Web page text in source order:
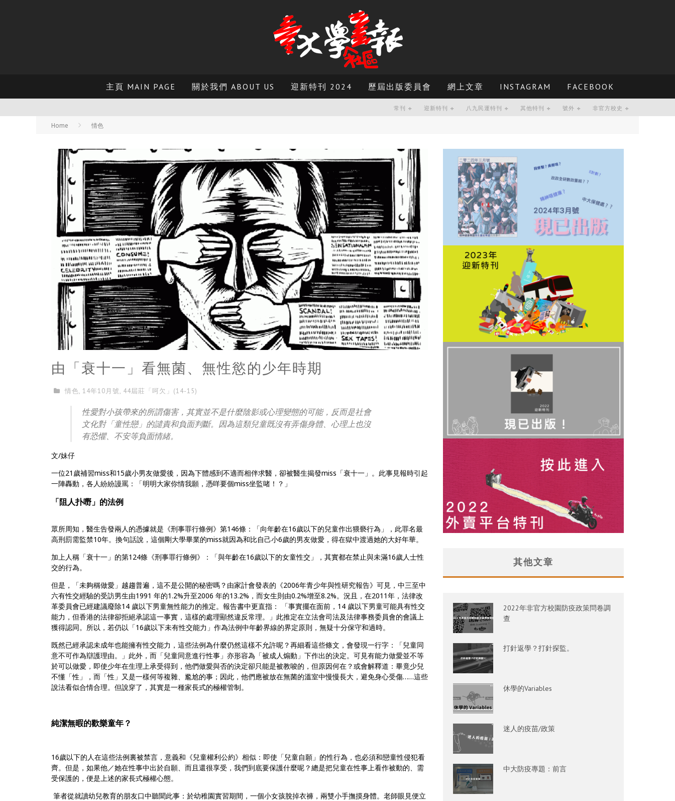
主頁 MAIN PAGE 關於我們 ABOUT US 迎新特刊 2024 歷屆出版委員會 網上文章 INSTAGRAM FACEBOOK
常刊 迎新特刊 八九民運特刊 其他特刊 號外 非官方校史
Home 情色
由「衰十一」看無菌、無性慾的少年時期
情色, 14年10月號, 44屆莊「呵欠」(14-15)
性愛對小孩帶來的所謂傷害， 其實並不是什麼陰影或心理變態的可能，反而是社會
文化對「童性戀」的譴責和負面判斷。因為這類兒童既沒有弄傷身體、 心理上也沒
有恐懼、不安等負面情緒。
文/妹仔
一位21歲補習miss和15歲小男友做愛後， 因為下體感到不適而相伴求醫，卻被醫生揭發miss「衰十一」。 此事見報時引起
一陣轟動，各人紛紛謾罵：「明明大家你情我願， 憑咩要個miss坐監啫！？」
「阻人扑嘢」的法例
眾所周知，醫生告發兩人的憑據就是《刑事罪行條例》第146條： 「向年齡在16歲以下的兒童作出猥褻行為」， 此罪名最
高刑罰需監禁10年。換句話說，這個剛大學畢業的miss就因為和比自己小6歲的男友做愛，得在獄中渡過她的大好年華。
加上人稱「衰十一」的第124條《刑事罪行條例》：「與年齡在16歲以下的女童性交」，其實都在禁止與未滿16歲人士性
交的行為。
但是，「未夠稱做愛」越趨普遍，這不是公開的秘密嗎？ 由家計會發表的《2006年青少年與性研究報告》可見， 中三至中
六有性交經驗的受訪男生由1991 年的1.2%升至2006 年的13.2%，而女生則由0.2%增至8.2%。況且，在2011年，法律改
革委員會已經建議廢除14 歲以下男童無性能力的推定。報告書中更直指： 「事實擺在面前，14 歲以下男童可能具有性交
能力，但香港的法律卻拒絕承認這一事實， 這樣的處理顯然違反常理。」 此推定在立法會司法及法律事務委員會的會議上
獲得認同。所以， 若仍以「16歲以下未有性交能力」 作為法例中年齡界線的界定原則，無疑十分保守和過時。
既然已經承認未成年也能擁有性交能力， 這些法例為什麼仍然這樣不允許呢？再細看這些條文， 會發現一行字：「兒童同
意不可作為辯護理由。」此外，而「兒童同意進行性事」亦形容為「被成人煽動」下作出的決定。 可見有能力做愛並不等
於可以做愛，即使少年在生理上承受得到， 他們做愛與否的決定卻只能是被教唆的，但原因何在？或會解釋道： 畢竟少兒
不懂「性」，而「性」又是一樣何等複雜、尷尬的事； 因此，他們應被放在無菌的溫室中慢慢長大，避免身心受傷……這些
說法看似合情合理。但說穿了，其實是一種家長式的極權管制。
純潔無暇的歡樂童年？
16歲以下的人在這些法例裏被禁言，意義和《兒童權利公約》 相似：即使「兒童自願」的性行為，也必須和戀童性侵犯看
齊。 但是，如果他／她在性事中出於自願、而且還很享受， 我們到底要保護什麼呢？總是把兒童在性事上看作被動的、 需
受保護的，便是上述的家長式極權心態。
筆者從就讀幼兒教育的朋友口中聽聞此事：於幼稚園實習期間， 一個小女孩脫掉衣褲，兩雙小手撫摸身體。 老師眼見便立
其他文章
2022年非官方校園防疫政策問卷調
查
打針返學？打針探監。
休學的Variables
迷人的疫苗/政策
中大防疫專題：前言